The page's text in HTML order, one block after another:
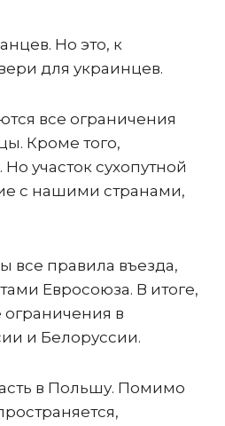
Но это, к
для украинцев.
все ограничения
Кроме того,
участок сухопутной
с нашими странами,
все правила въезда,
Евросоюза. В итоге,
в
и Белоруссии.
в Польшу. Помимо